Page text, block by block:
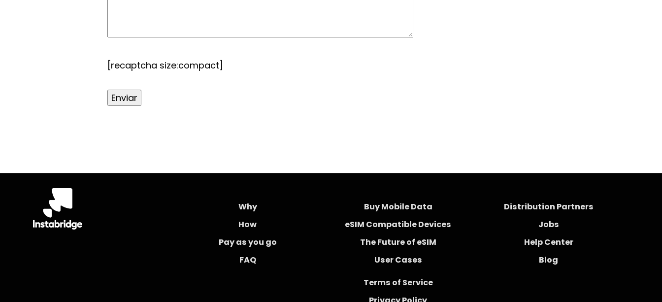
[recaptcha size:compact]
Why
How
Pay as you go
FAQ
Buy Mobile Data
eSIM Compatible Devices
The Future of eSIM
User Cases
Distribution Partners
Jobs
Help Center
Blog
Terms of Service